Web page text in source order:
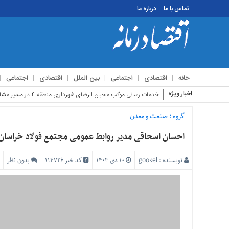
تماس با ما درباره ما
خانه اقتصادی اجتماعی بین الملل اقتصادی اجتماعی
تماس
ما
درباره
اخبار ویژه استقبال زائری
گروه :صنعت و معدن
احسان اسحاقی مدیر روابط عمومی مجتمع فولاد
نویسنده : gookel کد خبر 114726 بدون نظر